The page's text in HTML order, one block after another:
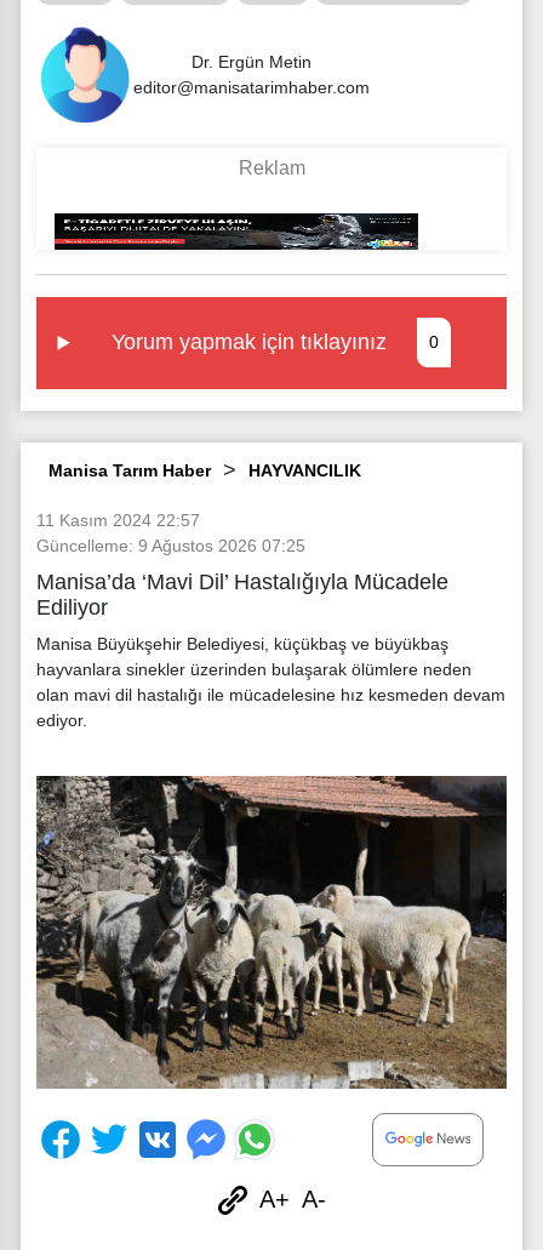
Dr. Ergün Metin
editor@manisatarimhaber.com
Yorum yapmak için tıklayınız 0
Manisa Tarım Haber HAYVANCILIK
11 Kasım 2024 22:57
Güncelleme: 9 Ağustos 2026 07:25
Manisa’da ‘Mavi Dil’ Hastalığıyla Mücadele
Ediliyor
Manisa Büyükşehir Belediyesi, küçükbaş ve büyükbaş
hayvanlara sinekler üzerinden bulaşarak ölümlere neden
olan mavi dil hastalığı ile mücadelesine hız kesmeden devam
ediyor.
A+ A-